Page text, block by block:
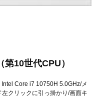
10世代CPU）
Core i7 10750H 5.0GHz/メ
クリックに引っ掛かり/画面キ